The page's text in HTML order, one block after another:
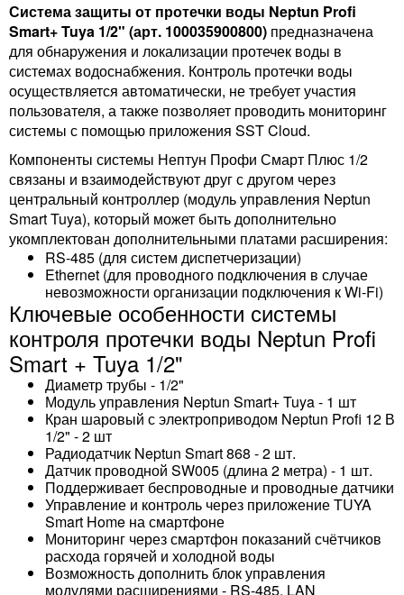
Система защиты от протечки воды Neptun Profi
Smart+ Tuya 1/2" (арт. 100035900800) предназначена
для обнаружения и локализации протечек воды в
системах водоснабжения. Контроль протечки воды
осуществляется автоматически, не требует участия
пользователя, а также позволяет проводить мониторинг
системы с помощью приложения SST Cloud.
Компоненты системы Нептун Профи Смарт Плюс 1/2
связаны и взаимодействуют друг с другом через
центральный контроллер (модуль управления Neptun
Smart Tuya), который может быть дополнительно
укомплектован дополнительными платами расширения:
RS-485 (для систем диспетчеризации)
Ethernet (для проводного подключения в случае
невозможности организации подключения к Wi-Fi)
Ключевые особенности системы
контроля протечки воды Neptun Profi
Smart + Tuya 1/2"
Диаметр трубы - 1/2"
Модуль управления Neptun Smart+ Tuya - 1 шт
Кран шаровый с электроприводом Neptun Profi 12 В
1/2" - 2 шт
Радиодатчик Neptun Smart 868 - 2 шт.
Датчик проводной SW005 (длина 2 метра) - 1 шт.
Поддерживает беспроводные и проводные датчики
Управление и контроль через приложение TUYA
Smart Home на смартфоне
Мониторинг через смартфон показаний счётчиков
расхода горячей и холодной воды
Возможность дополнить блок управления
модулями расширениями - RS-485, LAN